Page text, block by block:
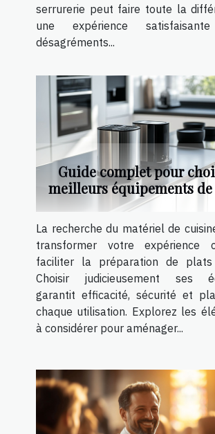
serrurerie peut faire toute la
une expérience
désagréments...
Guide complet pour
meilleurs équipements
La recherche du matériel de
transformer votre expérience
faciliter la préparation de plats
Choisir judicieusement ses
garantit efficacité, sécurité et
chaque utilisation. Explorez les
à considérer pour aménager...